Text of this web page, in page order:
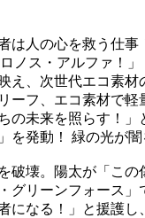
は人の心を救う仕
ノス・アルファ！
え、次世代エコ素
ーフ、エコ素材で
の未来を照らす！
を発動！ 緑の光が闇
破壊。陽太が「こ
グリーンフォース
になる！」と援護し